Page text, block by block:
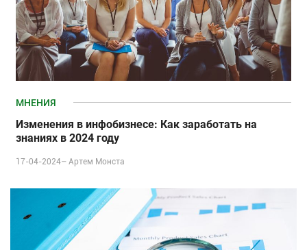
МНЕНИЯ
Изменения в инфобизнесе: Как заработать на
знаниях в 2024 году
17-04-2024–Артем Монста